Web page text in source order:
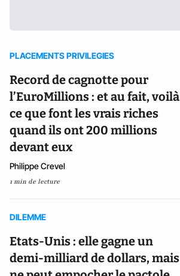
PLACEMENTS PRIVILEGIES
Record de cagnotte pour
l’EuroMillions : et au fait, voilà
ce que font les vrais riches
quand ils ont 200 millions
devant eux
Philippe Crevel
1 min de lecture
DILEMME
Etats-Unis : elle gagne un
demi-milliard de dollars, mais